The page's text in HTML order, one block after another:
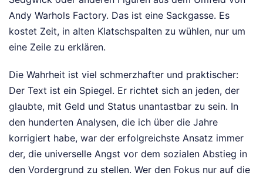
Andy Warhols Factory. Das ist eine Sackgasse. Es
kostet Zeit, in alten Klatschspalten zu wühlen, nur um
eine Zeile zu erklären.
Die Wahrheit ist viel schmerzhafter und praktischer:
Der Text ist ein Spiegel. Er richtet sich an jeden, der
glaubte, mit Geld und Status unantastbar zu sein. In
den hunderten Analysen, die ich über die Jahre
korrigiert habe, war der erfolgreichste Ansatz immer
der, die universelle Angst vor dem sozialen Abstieg in
den Vordergrund zu stellen. Wer den Fokus nur auf die